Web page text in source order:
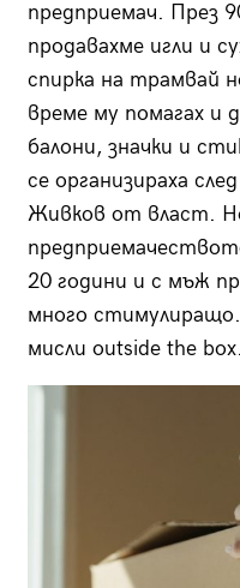
предприемач. През
продавахме игли и
спирка на трамвай
време му помагах и
балони, значки и
се организираха
Живков от власт.
20 години и с мъж
много
мисли outside the box.